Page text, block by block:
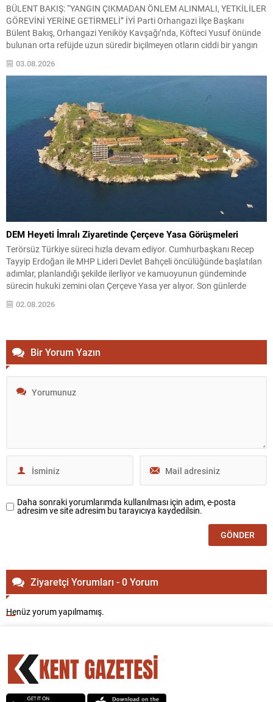
BÜLENT BAKIŞ: “YANGIN ÇIKMADAN ÖNLEM ALINMALI, YETKİLİLER
GÖREVİNİ YERİNE GETİRMELİ” İYİ Parti Orhangazi İlçe Başkanı
Bülent Bakış, Orhangazi Yeniköy Kavşağı’nda, Köfteci Yusuf önünde
bulunan orta refüjde uzun süredir biçilmeyen otların ciddi bir yangın
bulundu. Bakış, özellikle yaz aylarında hava sıcaklıklarının artması ve
03.08.2026
DEM Heyeti İmralı Ziyaretinde Çerçeve Yasa Görüşmeleri
Terörsüz Türkiye süreci hızla devam ediyor. Cumhurbaşkanı Recep
Tayyip Erdoğan ile MHP Lideri Devlet Bahçeli öncülüğünde başlatılan
adımlar, planlandığı şekilde ilerliyor ve kamuoyunun gündeminde
sürecin hukuki zemini olan Çerçeve Yasa yer alıyor. Son günlerde
karşılıklı yapılan açıklamalar yakından izlenirken, süreçle ilgili sıcak bir
gelişme yaşandı: DEM Parti temsilcilerinden oluşan bir...
02.08.2026
Bir Yorum Yazın
Daha sonraki yorumlarımda kullanılması için adım, e-posta
adresim ve site adresim bu tarayıcıya kaydedilsin.
Ziyaretçi Yorumları - 0 Yorum
Henüz yorum yapılmamış.